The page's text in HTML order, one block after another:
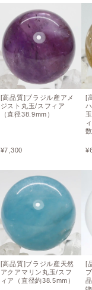
[高品質]ブラジル産アメ
ジスト丸玉/スフィア
（直径38.9mm）
¥7,300
[高品質]ブラジル産天然
アクアマリン丸玉/スフ
ィア（直径約38.5mm）
[
¥
[